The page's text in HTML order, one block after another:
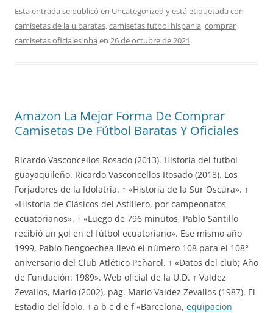
Esta entrada se publicó en Uncategorized y está etiquetada con
camisetas de la u baratas,camisetas futbol hispania,comprar
camisetas oficiales nba en 26 de octubre de 2021.
Amazon La Mejor Forma De Comprar
Camisetas De Fútbol Baratas Y Oficiales
Ricardo Vasconcellos Rosado (2013). Historia del futbol
guayaquileño. Ricardo Vasconcellos Rosado (2018). Los
Forjadores de la Idolatría. ↑ «Historia de la Sur Oscura». ↑
«Historia de Clásicos del Astillero, por campeonatos
ecuatorianos». ↑ «Luego de 796 minutos, Pablo Santillo
recibió un gol en el fútbol ecuatoriano». Ese mismo año
1999, Pablo Bengoechea llevó el número 108 para el 108°
aniversario del Club Atlético Peñarol. ↑ «Datos del club; Año
de Fundación: 1989». Web oficial de la U.D. ↑ Valdez
Zevallos, Mario (2002), pág. Mario Valdez Zevallos (1987). El
Estadio del Ídolo. ↑ a b c d e f «Barcelona, equipacion